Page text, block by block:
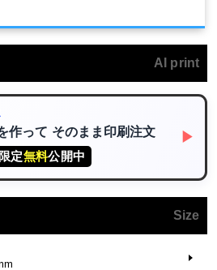
AI print
作って そのまま印刷注文
定無料公開中
▶
Size